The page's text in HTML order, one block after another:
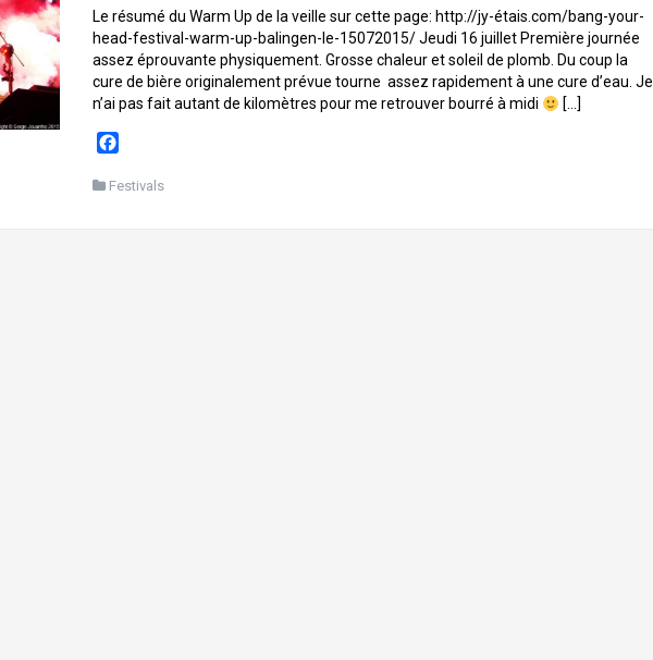
Le résumé du Warm Up de la veille sur cette page: http://jy-étais.com/bang-your-
head-festival-warm-up-balingen-le-15072015/ Jeudi 16 juillet Première journée
assez éprouvante physiquement. Grosse chaleur et soleil de plomb. Du coup la
cure de bière originalement prévue tourne assez rapidement à une cure d’eau. Je
n’ai pas fait autant de kilomètres pour me retrouver bourré à midi
[…]
c
Festivals